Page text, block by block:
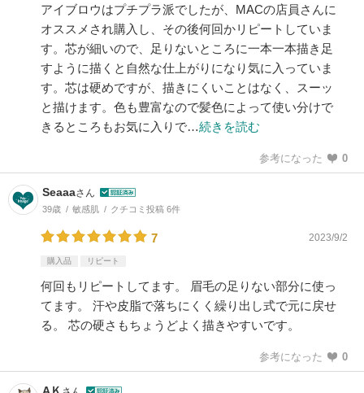
アイブロウはプチプラ派でしたが、MACの店員さんに
オススメされ購入し、その後何回かリピートしていま
す。芯が細いので、足りないところに一本一本描き足
すように描くと自然な仕上がりになり気に入っていま
す。芯は硬めですが、描きにくいことはなく、スーッ
と描けます。色も豊富なので髪色によって使い分けで
きるところもお気に入りで…続きを読む
参考になった 0
Seaaaさん
39歳 敏感肌 クチコミ投稿 6件
7 2023/9/2
購入品 リピート
何回もリピートしてます。 眉毛の足りない部分に使っ
てます。 汗や皮脂で落ちにくく繰り出し式で元に戻せ
る。 芯の硬さもちょうどよく描きやすいです。
参考になった 0